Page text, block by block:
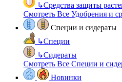
↳Средства защиты
Смотреть Все Удобрения и
Специи и сидераты
↳Специи
↳Сидераты
Смотреть Все Специи и
Новинки